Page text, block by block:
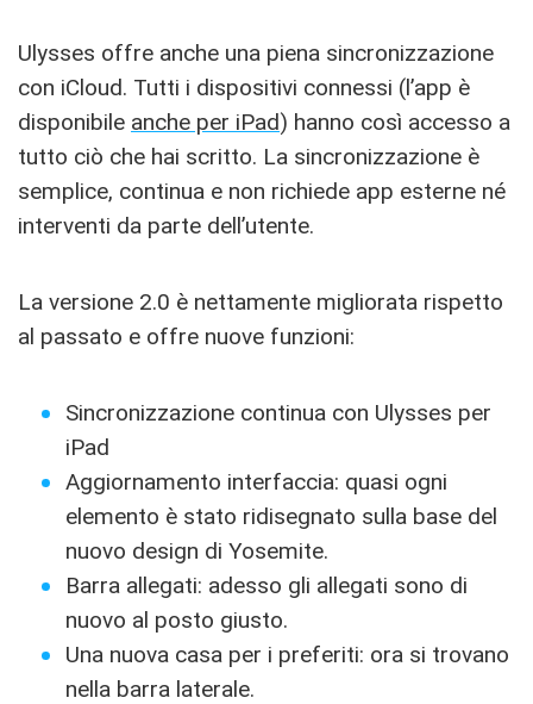
Ulysses offre anche una piena sincronizzazione
con iCloud. Tutti i dispositivi connessi (l’app è
disponibile anche per iPad) hanno così accesso a
tutto ciò che hai scritto. La sincronizzazione è
semplice, continua e non richiede app esterne né
interventi da parte dell’utente.
La versione 2.0 è nettamente migliorata rispetto
al passato e offre nuove funzioni:
Sincronizzazione continua con Ulysses per
iPad
Aggiornamento interfaccia: quasi ogni
elemento è stato ridisegnato sulla base del
nuovo design di Yosemite.
Barra allegati: adesso gli allegati sono di
nuovo al posto giusto.
Una nuova casa per i preferiti: ora si trovano
nella barra laterale.